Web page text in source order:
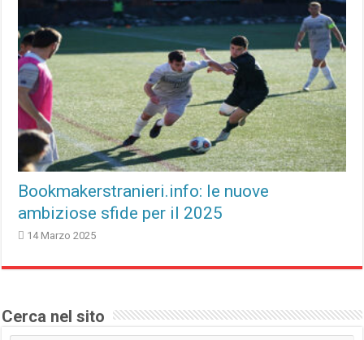
Bookmakerstranieri.info: le nuove
ambiziose sfide per il 2025
14 Marzo 2025
Cerca nel sito